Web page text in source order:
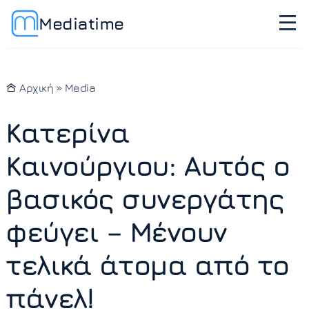
Mediatime
Αρχική » Media
Κατερίνα
Καινούργιου: Αυτός ο
βασικός συνεργάτης
φεύγει – Μένουν
τελικά άτομα από το
πάνελ!